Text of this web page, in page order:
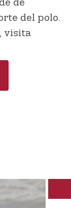
de
del polo.
visita